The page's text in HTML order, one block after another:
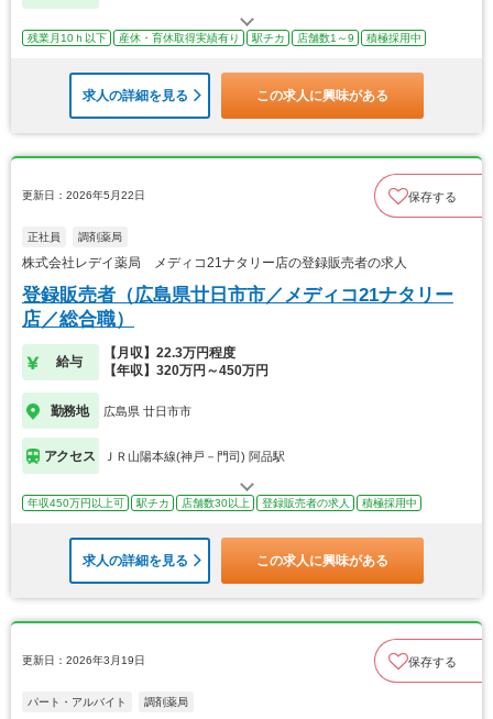
残業月10ｈ以下 産休・育休取得実績有り 駅チカ 店舗数1～9 積極採用中
求人の詳細を見る この求人に興味がある
更新日：2026年5月22日 保存する
正社員 調剤薬局
株式会社レデイ薬局 メディコ21ナタリー店の登録販売者の求人
登録販売者（広島県廿日市市／メディコ21ナタリー
店／総合職）
給与
【月収】22.3万円程度
【年収】320万円～450万円
勤務地 広島県 廿日市市
アクセス ＪＲ山陽本線(神戸－門司) 阿品駅
年収450万円以上可 駅チカ 店舗数30以上 登録販売者の求人 積極採用中
求人の詳細を見る この求人に興味がある
更新日：2026年3月19日 保存する
パート・アルバイト 調剤薬局